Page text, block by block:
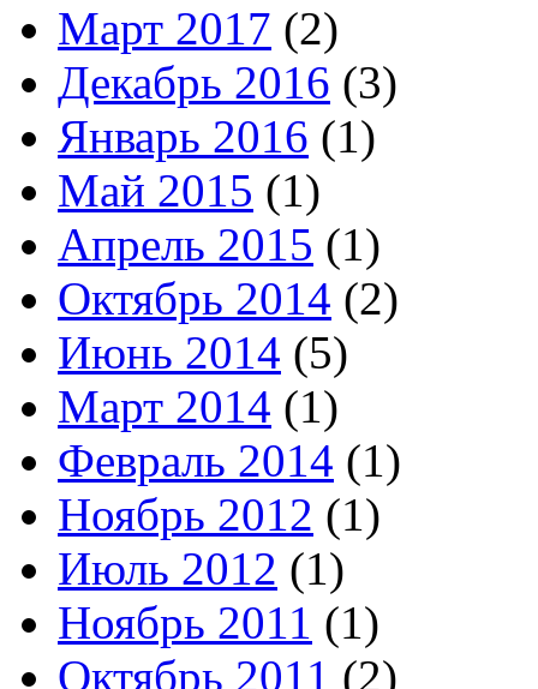
Март 2017 (2)
Декабрь 2016 (3)
Январь 2016 (1)
Май 2015 (1)
Апрель 2015 (1)
Октябрь 2014 (2)
Июнь 2014 (5)
Март 2014 (1)
Февраль 2014 (1)
Ноябрь 2012 (1)
Июль 2012 (1)
Ноябрь 2011 (1)
Октябрь 2011 (2)